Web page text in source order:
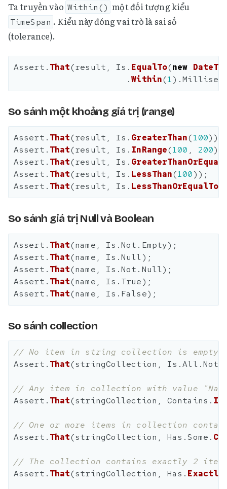
Ta truyền vào Within() một đối tượng kiểu
TimeSpan . Kiểu này đóng vai trò là sai số
(tolerance).
Assert . That(result , Is . EqualTo(new
.Within(1).
So sánh một khoảng giá trị (range)
Assert . That(result , Is . GreaterThan(100));
Assert . That(result , Is . InRange(100 , 200
Assert . That(result , Is .
Assert . That(result , Is . LessThan(100));
Assert . That(result , Is . LessThanOrEqualTo
So sánh giá trị Null và Boolean
Assert . That(name , Is .Not . Empty);
Assert . That(name , Is .Null );
Assert . That(name , Is .Not . Null);
Assert . That(name , Is . True);
Assert . That(name , Is . False);
So sánh collection
// No item in string collection is empty
Assert . That(stringCollection , Is .All .Not
// Any item in collection with value
Assert . That(stringCollection , Contains .
// One or more items in collection
Assert . That(stringCollection , Has .Some .
// The collection contains exactly 2
Assert . That(stringCollection , Has . Exactly